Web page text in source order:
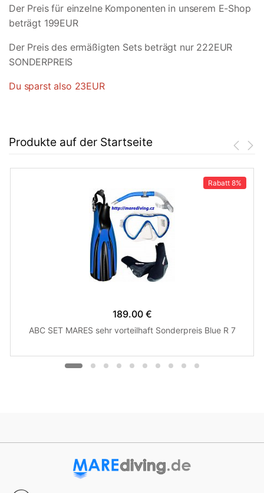
Der Preis für einzelne Komponenten in unserem E-Shop
beträgt 199EUR
Der Preis des ermäßigten Sets beträgt nur 222EUR
SONDERPREIS
Du sparst also 23EUR
Produkte auf der Startseite
Rabatt 8%
189.00 €
ABC SET MARES sehr vorteilhaft Sonderpreis Blue R 7